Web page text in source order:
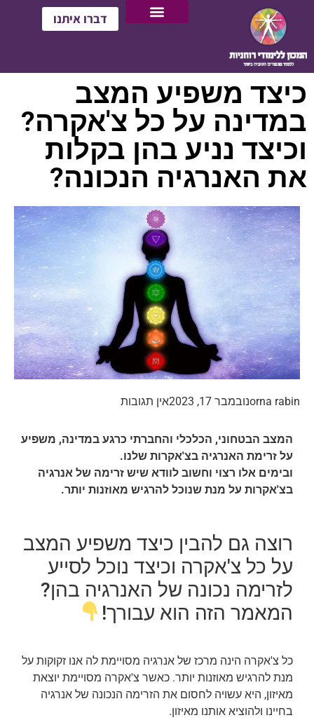
דברו איתנו
כיצד משפיע המצב
במדינה על כל צ'אקרה?
וכיצד נניע בהן בקלות
את האנרגיה הנכונה?
orna rabinנובמבר 17, 2023 אין תגובות
המצב הבטחוני, הכלכלי והחברתי כרגע במדינה, משפיע
על זרימת האנרגיה בצ'אקרות שלנו.
ובימים אלו רצוי וחשוב לוודא שיש זרימה של אנרגיה
בצ'אקרות על מנת שנוכל להרגיש מאוזנות יותר.
רוצה גם להבין כיצד משפיע המצב
על כל צ'אקרה וכיצד נוכל לסייע
לזרימה נכונה של האנרגיה בהן?
המאמר הזה הוא עבורך!
כל צ'אקרה הינה מרכז של אנרגיה מסויימת לה אנו זקוקות על
מנת להרגיש מאוזנות יותר. כאשר צ'אקרה מסויימת יוצאת
מאיזון, היא עשויה לחסום את הזרימה הנכונה של אנרגיה
בחיינו ולהוציא אותנו מאיזון.